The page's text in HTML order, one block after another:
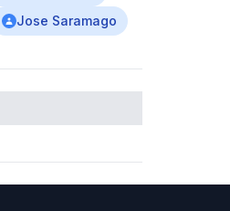
Jose Saramago